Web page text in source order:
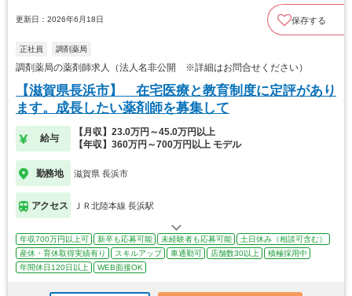
更新日：2026年6月18日 保存する
正社員 調剤薬局
調剤薬局の薬剤師求人（法人名非公開 ※詳細はお問合せください）
【滋賀県長浜市】 在宅医療と教育制度に定評があり
ます。成長したい薬剤師を募集して
給与
【月収】23.0万円～45.0万円以上
【年収】360万円～700万円以上 モデル
勤務地 滋賀県 長浜市
アクセス ＪＲ北陸本線 長浜駅
年収700万円以上可 新卒も応募可能 未経験者も応募可能
土日休み（相談可含む）
産休・育休取得実績有り
スキルアップ 車通勤可 店舗数30以上
積極採用中
年間休日120日以上
WEB面接OK